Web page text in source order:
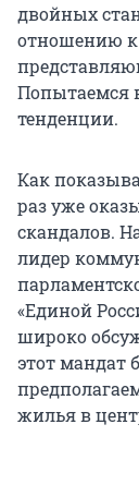
двойных
отношению к
Попытаемся
тенденции.
Как
раз уже
скандалов.
лидер
«Единой
широко
этот мандат
жилья в